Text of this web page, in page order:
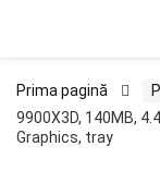
Prima pagină
9900X3D, 140MB,
Graphics, tray